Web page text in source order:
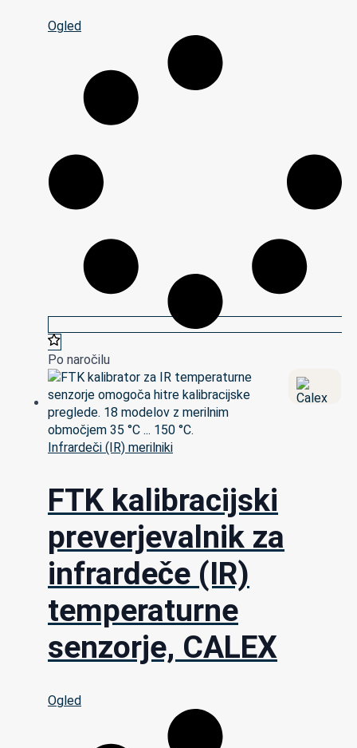
Ogled
Po naročilu
Infrardeči (IR) merilniki
FTK kalibracijski
preverjevalnik za
infrardeče (IR)
temperaturne
senzorje, CALEX
Ogled